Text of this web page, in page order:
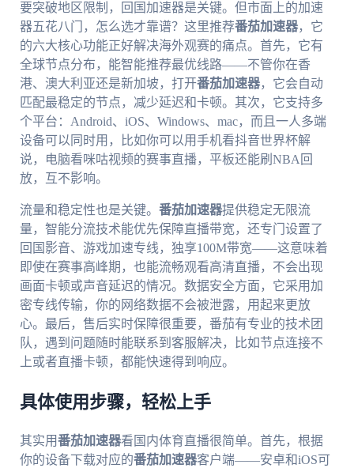
要突破地区限制，回国加速器是关键。但市面上的加速
器五花八门，怎么选才靠谱？这里推荐番茄加速器，它
的六大核心功能正好解决海外观赛的痛点。首先，它有
全球节点分布，能智能推荐最优线路——不管你在香
港、澳大利亚还是新加坡，打开番茄加速器，它会自动
匹配最稳定的节点，减少延迟和卡顿。其次，它支持多
个平台：Android、iOS、Windows、mac，而且一人多端
设备可以同时用，比如你可以用手机看抖音世界杯解
说，电脑看咪咕视频的赛事直播，平板还能刷NBA回
放，互不影响。
流量和稳定性也是关键。 番茄加速器提供稳定无限流
量，智能分流技术能优先保障直播带宽，还专门设置了
回国影音、游戏加速专线，独享100M带宽——这意味着
即使在赛事高峰期，也能流畅观看高清直播，不会出现
画面卡顿或声音延迟的情况。数据安全方面，它采用加
密专线传输，你的网络数据不会被泄露，用起来更放
心。最后，售后实时保障很重要，番茄有专业的技术团
队，遇到问题随时能联系到客服解决，比如节点连接不
上或者直播卡顿，都能快速得到响应。
具体使用步骤，轻松上手
其实用番茄加速器看国内体育直播很简单。首先，根据
你的设备下载对应的番茄加速器客户端——安卓和iOS可